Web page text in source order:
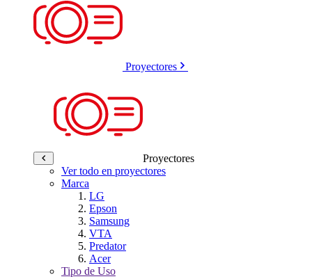
Proyectores
Proyectores
Ver todo en proyectores
Marca
LG
Epson
Samsung
VTA
Predator
Acer
Tipo de Uso